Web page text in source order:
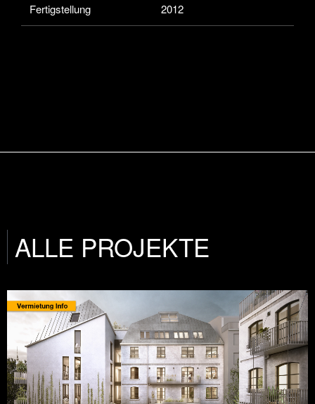
Fertigstellung 2012
ALLE PROJEKTE